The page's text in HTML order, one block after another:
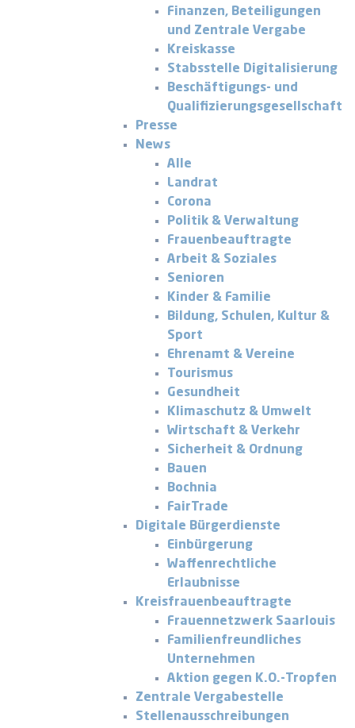
Finanzen, Beteiligungen
und Zentrale Vergabe
Kreiskasse
Stabsstelle Digitalisierung
Beschäftigungs- und
Qualifizierungsgesellschaft
Presse
News
Alle
Landrat
Corona
Politik & Verwaltung
Frauenbeauftragte
Arbeit & Soziales
Senioren
Kinder & Familie
Bildung, Schulen, Kultur &
Sport
Ehrenamt & Vereine
Tourismus
Gesundheit
Klimaschutz & Umwelt
Wirtschaft & Verkehr
Sicherheit & Ordnung
Bauen
Bochnia
FairTrade
Digitale Bürgerdienste
Einbürgerung
Waffenrechtliche
Erlaubnisse
Kreisfrauenbeauftragte
Frauennetzwerk Saarlouis
Familienfreundliches
Unternehmen
Aktion gegen K.O.-Tropfen
Zentrale Vergabestelle
Stellenausschreibungen